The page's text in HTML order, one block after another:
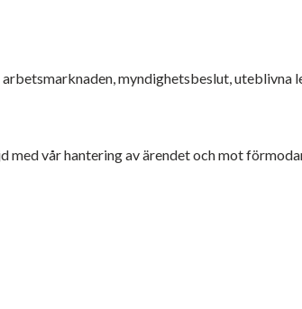
myndighetsbeslut, uteblivna
vår hantering av ärendet och mot